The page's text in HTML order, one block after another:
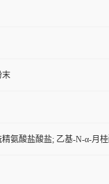
末
氨酸盐酸盐; 乙基-N-α-月